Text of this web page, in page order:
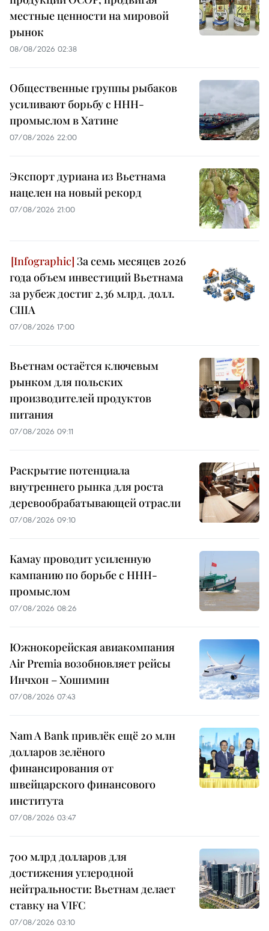
местные ценности на мировой
рынок
08/08/2026 02:38
Общественные группы рыбаков
усиливают борьбу с ННН-
промыслом в Хатине
07/08/2026 22:00
Экспорт дуриана из Вьетнама
нацелен на новый рекорд
07/08/2026 21:00
За семь месяцев 2026
года объем инвестиций Вьетнама
за рубеж достиг 2,36 млрд. долл.
США
07/08/2026 17:00
Вьетнам остаётся ключевым
рынком для польских
производителей продуктов
питания
07/08/2026 09:11
Раскрытие потенциала
внутреннего рынка для роста
деревообрабатывающей отрасли
07/08/2026 09:10
Камау проводит усиленную
кампанию по борьбе с ННН-
промыслом
07/08/2026 08:26
Южнокорейская авиакомпания
Air Premia возобновляет рейсы
Инчхон – Хошимин
07/08/2026 07:43
Nam A Bank привлёк ещё 20 млн
долларов зелёного
финансирования от
швейцарского финансового
института
07/08/2026 03:47
700 млрд долларов для
достижения углеродной
нейтральности: Вьетнам делает
ставку на VIFC
07/08/2026 03:10